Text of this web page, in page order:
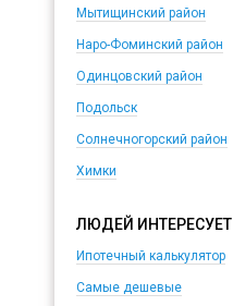
Мытищинский район
Наро-Фоминский район
Одинцовский район
Подольск
Солнечногорский район
Химки
ЛЮДЕЙ ИНТЕРЕСУЕТ
Ипотечный калькулятор
Самые дешевые